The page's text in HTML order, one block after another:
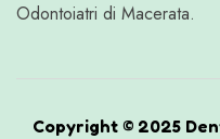
Odontoiatri di Macerata.
Copyright © 2025